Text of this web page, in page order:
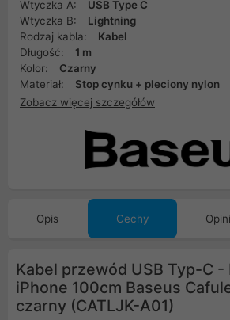
Wtyczka A:
USB Type C
Wtyczka B:
Lightning
Rodzaj kabla:
Kabel
Długość:
1 m
Kolor:
Czarny
Materiał:
Stop cynku + pleciony nylon
Zobacz więcej szczegółów
Opis Cechy
Kabel przewód USB Typ-C
iPhone 100cm Baseus
czarny (CATLJK-A01)